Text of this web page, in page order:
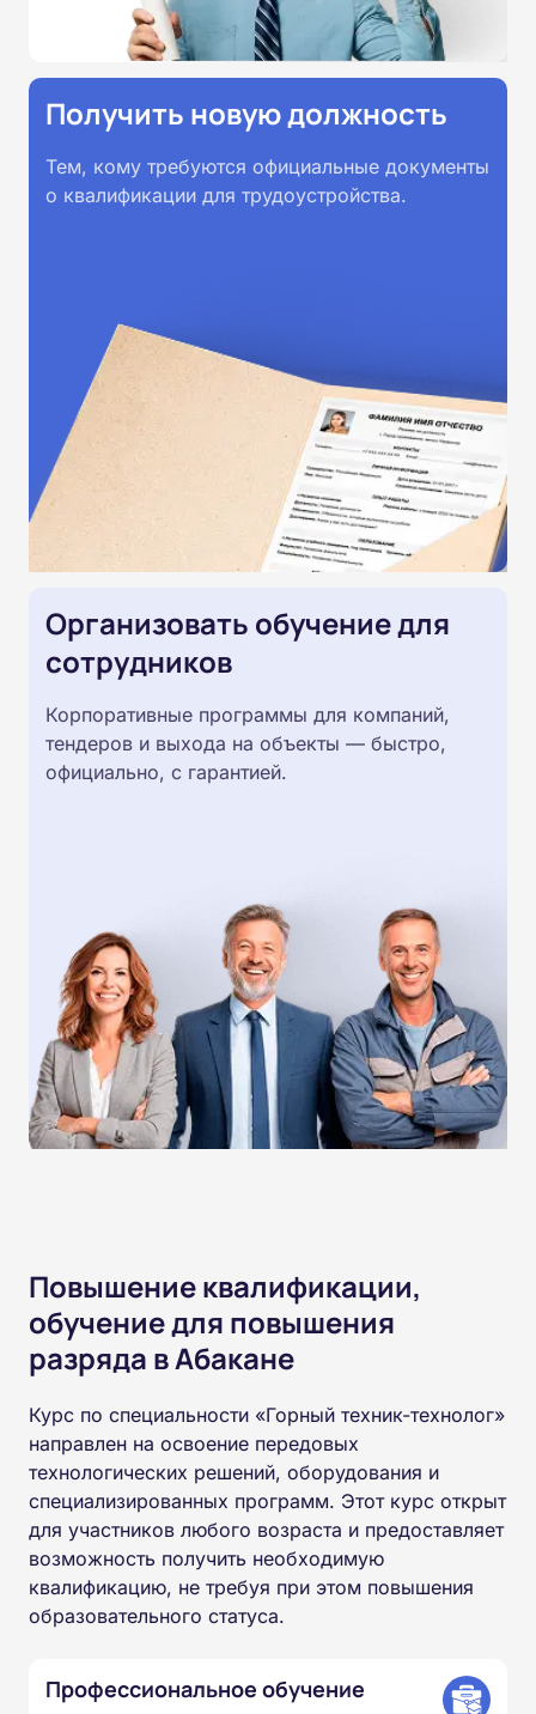
Получить новую должность
Тем, кому требуются официальные документы
о квалификации для трудоустройства.
Организовать обучение для
сотрудников
Корпоративные программы для компаний,
тендеров и выхода на объекты — быстро,
официально, с гарантией.
Повышение квалификации,
обучение для повышения
разряда в Абакане
Курс по специальности «Горный техник-технолог»
направлен на освоение передовых
технологических решений, оборудования и
специализированных программ. Этот курс открыт
для участников любого возраста и предоставляет
возможность получить необходимую
квалификацию, не требуя при этом повышения
образовательного статуса.
Профессиональное обучение